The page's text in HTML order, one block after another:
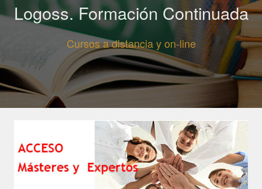
Logoss. Formación Continuada
Cursos a distancia y on-line